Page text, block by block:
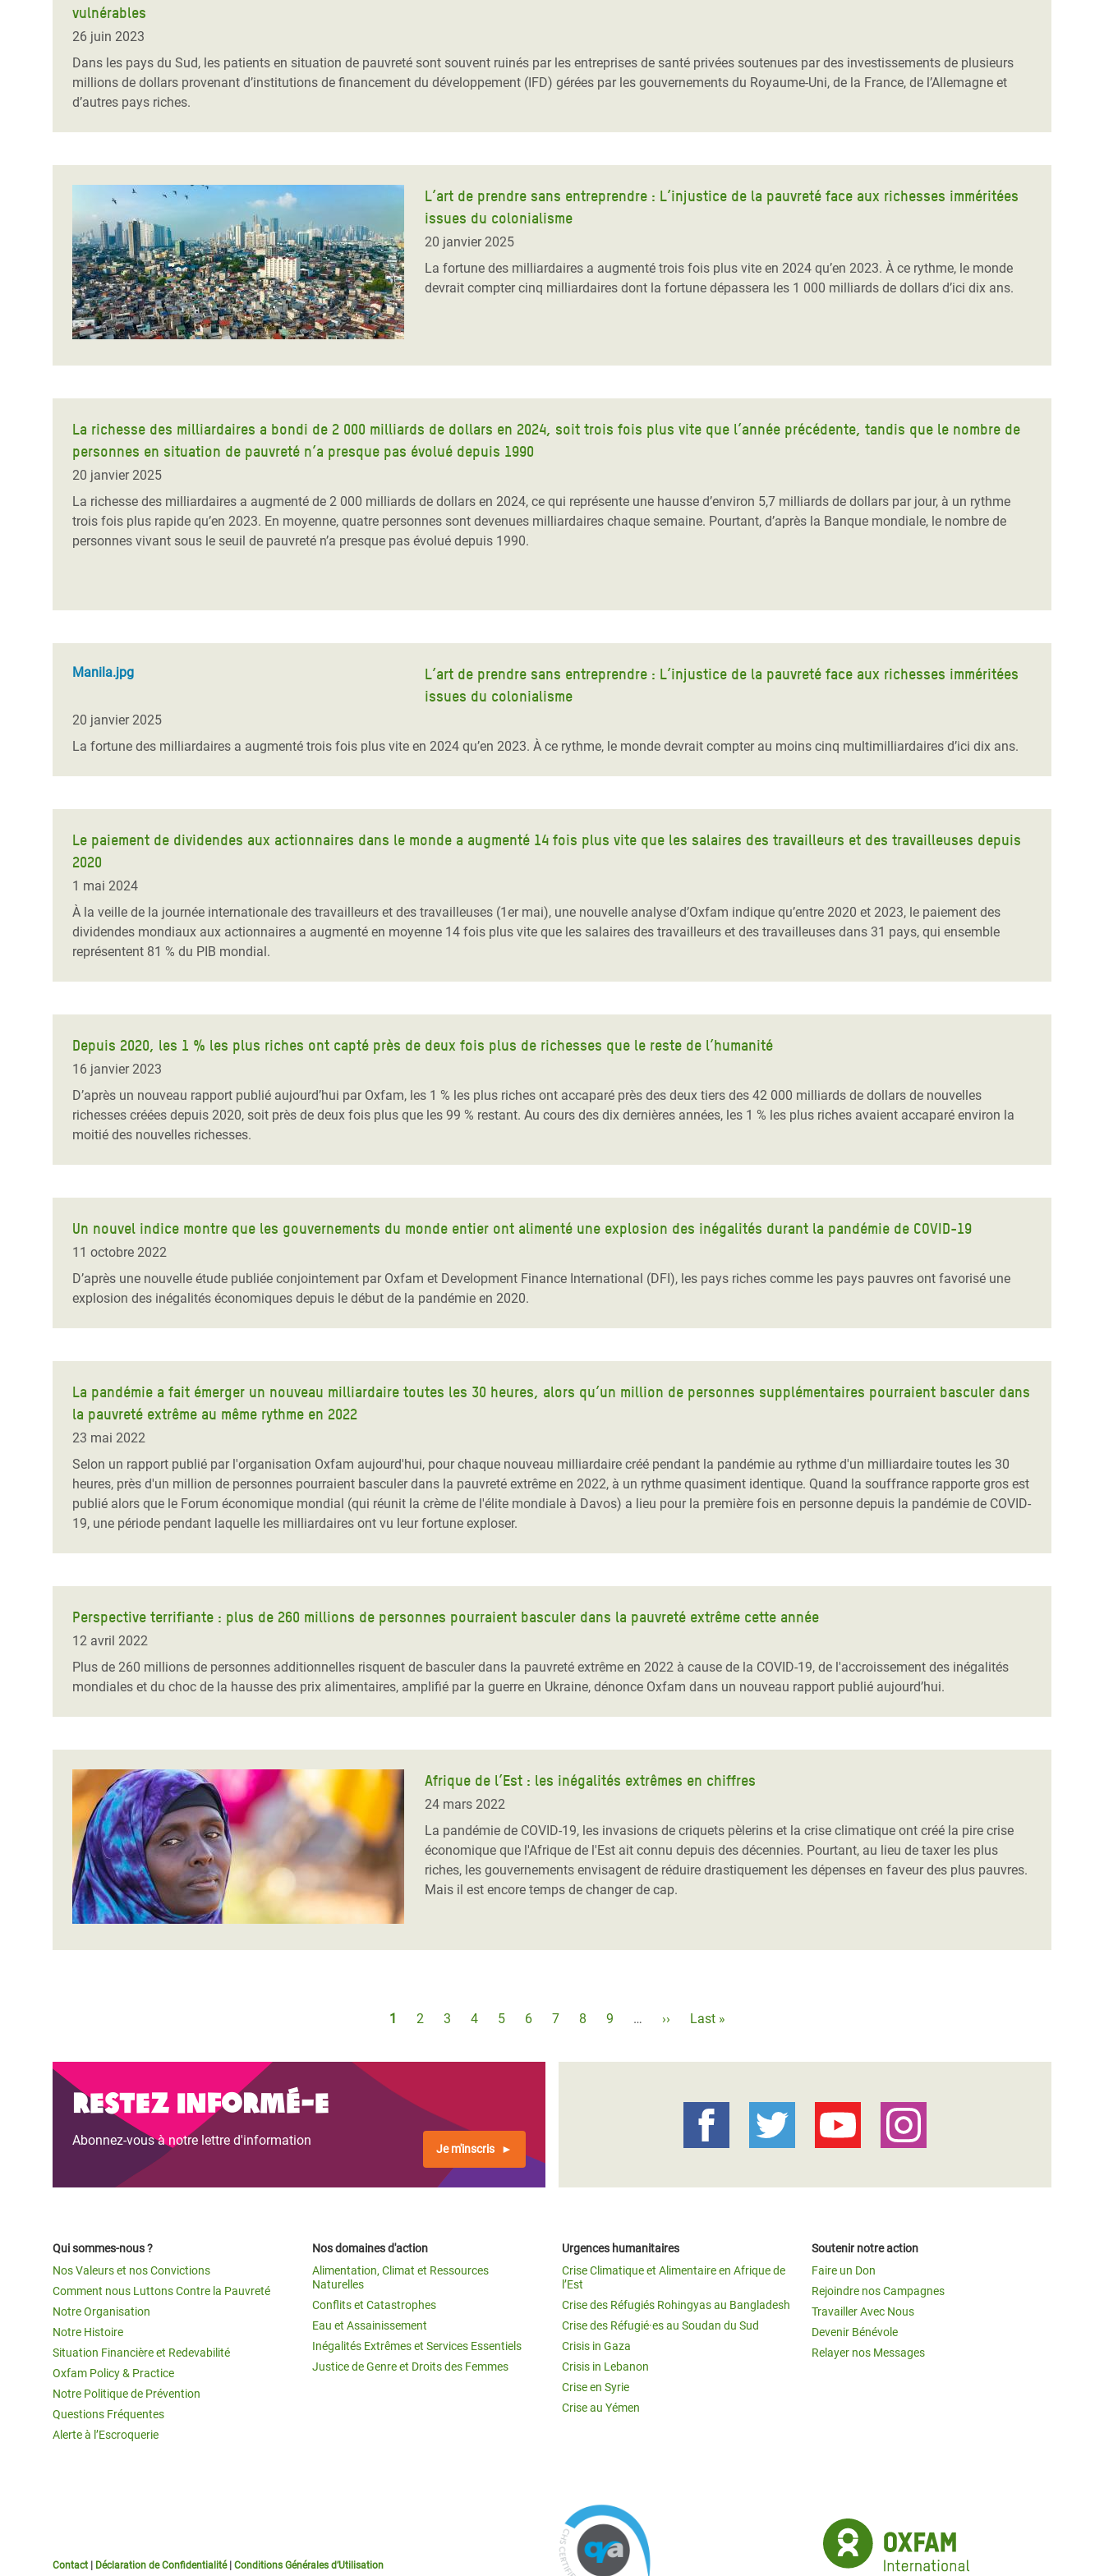
Conflits et Catastrophes
Services Essentiels
Inequality and Rights in a
Digital Age
Gender, Rights, and Justice
l’Est
Crise des Réfugiés Rohingyas
Crise des Réfugié·es au
Crise en Syrie
#MonClimatMonAvenir
Derrière notre Alimentation
Les Violences Faites aux Femmes et aux
Filles, Ça Suffit !
vulnérables
26 juin 2023
Dans les pays du Sud, les patients en situation de pauvreté sont souvent ruinés par les entreprises de santé privées soutenues par des investissements de plusieurs
millions de dollars provenant d’institutions de financement du développement (IFD) gérées par les gouvernements du Royaume-Uni, de la France, de l’Allemagne et
d’autres pays riches.
L’art de prendre sans entreprendre : L’injustice de la pauvreté face aux richesses imméritées
issues du colonialisme
20 janvier 2025
La fortune des milliardaires a augmenté trois fois plus vite en 2024 qu’en 2023. À ce rythme, le monde
devrait compter cinq milliardaires dont la fortune dépassera les 1 000 milliards de dollars d’ici dix ans.
La richesse des milliardaires a bondi de 2 000 milliards de dollars en 2024, soit trois fois plus vite que l’année précédente, tandis que le nombre de
personnes en situation de pauvreté n’a presque pas évolué depuis 1990
20 janvier 2025
La richesse des milliardaires a augmenté de 2 000 milliards de dollars en 2024, ce qui représente une hausse d’environ 5,7 milliards de dollars par jour, à un rythme
trois fois plus rapide qu’en 2023. En moyenne, quatre personnes sont devenues milliardaires chaque semaine. Pourtant, d’après la Banque mondiale, le nombre de
personnes vivant sous le seuil de pauvreté n’a presque pas évolué depuis 1990.
Manila.jpg
L’art de prendre sans entreprendre : L’injustice de la pauvreté face aux richesses imméritées
issues du colonialisme
20 janvier 2025
La fortune des milliardaires a augmenté trois fois plus vite en 2024 qu’en 2023. À ce rythme, le monde devrait compter au moins cinq multimilliardaires d’ici dix ans.
Le paiement de dividendes aux actionnaires dans le monde a augmenté 14 fois plus vite que les salaires des travailleurs et des travailleuses depuis
2020
1 mai 2024
À la veille de la journée internationale des travailleurs et des travailleuses (1er mai), une nouvelle analyse d’Oxfam indique qu’entre 2020 et 2023, le paiement des
dividendes mondiaux aux actionnaires a augmenté en moyenne 14 fois plus vite que les salaires des travailleurs et des travailleuses dans 31 pays, qui ensemble
représentent 81 % du PIB mondial.
Depuis 2020, les 1 % les plus riches ont capté près de deux fois plus de richesses que le reste de l’humanité
16 janvier 2023
D’après un nouveau rapport publié aujourd’hui par Oxfam, les 1 % les plus riches ont accaparé près des deux tiers des 42 000 milliards de dollars de nouvelles
richesses créées depuis 2020, soit près de deux fois plus que les 99 % restant. Au cours des dix dernières années, les 1 % les plus riches avaient accaparé environ la
moitié des nouvelles richesses.
Un nouvel indice montre que les gouvernements du monde entier ont alimenté une explosion des inégalités durant la pandémie de COVID-19
11 octobre 2022
D’après une nouvelle étude publiée conjointement par Oxfam et Development Finance International (DFI), les pays riches comme les pays pauvres ont favorisé une
explosion des inégalités économiques depuis le début de la pandémie en 2020.
La pandémie a fait émerger un nouveau milliardaire toutes les 30 heures, alors qu’un million de personnes supplémentaires pourraient basculer dans
la pauvreté extrême au même rythme en 2022
23 mai 2022
Selon un rapport publié par l'organisation Oxfam aujourd'hui, pour chaque nouveau milliardaire créé pendant la pandémie au rythme d'un milliardaire toutes les 30
heures, près d'un million de personnes pourraient basculer dans la pauvreté extrême en 2022, à un rythme quasiment identique. Quand la souffrance rapporte gros est
publié alors que le Forum économique mondial (qui réunit la crème de l'élite mondiale à Davos) a lieu pour la première fois en personne depuis la pandémie de COVID-
19, une période pendant laquelle les milliardaires ont vu leur fortune exploser.
Perspective terrifiante : plus de 260 millions de personnes pourraient basculer dans la pauvreté extrême cette année
12 avril 2022
Plus de 260 millions de personnes additionnelles risquent de basculer dans la pauvreté extrême en 2022 à cause de la COVID-19, de l'accroissement des inégalités
mondiales et du choc de la hausse des prix alimentaires, amplifié par la guerre en Ukraine, dénonce Oxfam dans un nouveau rapport publié aujourd’hui.
Afrique de l’Est : les inégalités extrêmes en chiffres
24 mars 2022
La pandémie de COVID-19, les invasions de criquets pèlerins et la crise climatique ont créé la pire crise
économique que l'Afrique de l'Est ait connu depuis des décennies. Pourtant, au lieu de taxer les plus
riches, les gouvernements envisagent de réduire drastiquement les dépenses en faveur des plus pauvres.
Mais il est encore temps de changer de cap.
Page
1 Page
2 Page
3 Page
4 Page
5 Page
6 Page
7 Page
8 Page
9 …
Page
››
Dernière
Last »
Restez informé-e
Abonnez-vous à notre lettre d'information
Je m'inscris
Qui sommes-nous ?
Nos Valeurs et nos Convictions
Comment nous Luttons Contre la Pauvreté
Notre Organisation
Notre Histoire
Situation Financière et Redevabilité
Oxfam Policy & Practice
Notre Politique de Prévention
Questions Fréquentes
Alerte à l’Escroquerie
Nos domaines d'action
Alimentation, Climat et Ressources
Naturelles
Conflits et Catastrophes
Eau et Assainissement
Inégalités Extrêmes et Services Essentiels
Justice de Genre et Droits des Femmes
Urgences humanitaires
Crise Climatique et Alimentaire en Afrique de
l’Est
Crise des Réfugiés Rohingyas au Bangladesh
Crise des Réfugié·es au Soudan du Sud
Crisis in Gaza
Crisis in Lebanon
Crise en Syrie
Crise au Yémen
Soutenir notre action
Faire un Don
Rejoindre nos Campagnes
Travailler Avec Nous
Devenir Bénévole
Relayer nos Messages
Contact Déclaration de Confidentialité| Conditions Générales d’Utilisation